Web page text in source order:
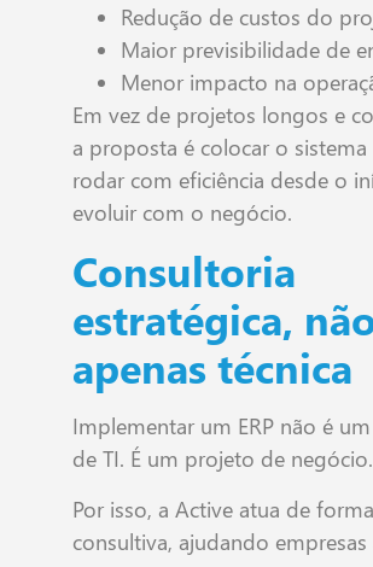
Redução de custos do
Maior previsibilidade de
Menor impacto na
Em vez de projetos longos e
a proposta é colocar o sistema
rodar com eficiência desde o
evoluir com o negócio.
Consultoria
estratégica,
apenas técnica
Implementar um ERP não é
de TI. É um projeto de negócio.
Por isso, a Active atua de forma
consultiva, ajudando empresas